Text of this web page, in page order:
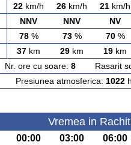
22 km/h 26 km/h 21 km/h
NNV NNV NV
78% 73% 70%
37 km 29 km 19 km
Nr. ore cu soare: 8 Rasarit
Presiunea atmosferica: 1022
Vremea in
00:00 03:00 06:00